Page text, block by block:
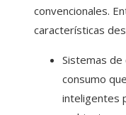
convencionales.
características
Sistemas de
consumo
inteligentes